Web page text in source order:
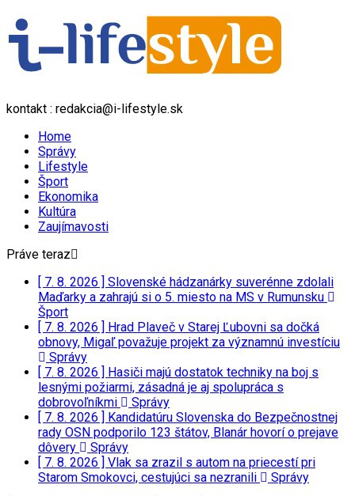
kontakt : redakcia@i-lifestyle.sk
Home
Správy
Lifestyle
Šport
Ekonomika
Kultúra
Zaujímavosti
Práve teraz
[ 7. 8. 2026 ] Slovenské hádzanárky suverénne zdolali
Maďarky a zahrajú si o 5. miesto na MS v Rumunsku
Šport
[ 7. 8. 2026 ] Hrad Plaveč v Starej Ľubovni sa dočká
obnovy, Migaľ považuje projekt za významnú investíciu
Správy
[ 7. 8. 2026 ] Hasiči majú dostatok techniky na boj s
lesnými požiarmi, zásadná je aj spolupráca s
dobrovoľníkmi
Správy
[ 7. 8. 2026 ] Kandidatúru Slovenska do Bezpečnostnej
rady OSN podporilo 123 štátov, Blanár hovorí o prejave
dôvery
Správy
[ 7. 8. 2026 ] Vlak sa zrazil s autom na priecestí pri
Starom Smokovci, cestujúci sa nezranili
Správy